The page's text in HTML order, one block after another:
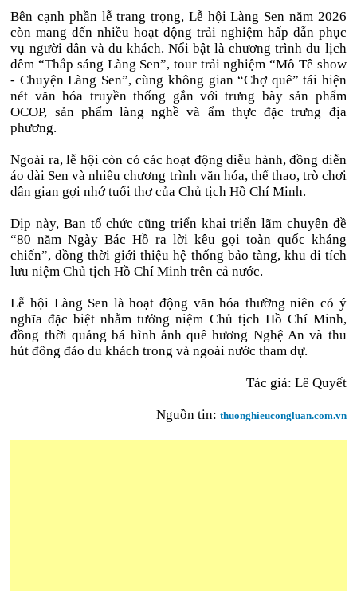
Bên cạnh phần lễ trang trọng, Lễ hội Làng Sen năm 2026
còn mang đến nhiều hoạt động trải nghiệm hấp dẫn phục
vụ người dân và du khách. Nổi bật là chương trình du lịch
đêm “Thắp sáng Làng Sen”, tour trải nghiệm “Mô Tê show
- Chuyện Làng Sen”, cùng không gian “Chợ quê” tái hiện
nét văn hóa truyền thống gắn với trưng bày sản phẩm
OCOP, sản phẩm làng nghề và ẩm thực đặc trưng địa
phương.
Ngoài ra, lễ hội còn có các hoạt động diễu hành, đồng diễn
áo dài Sen và nhiều chương trình văn hóa, thể thao, trò chơi
dân gian gợi nhớ tuổi thơ của Chủ tịch Hồ Chí Minh.
Dịp này, Ban tổ chức cũng triển khai triển lãm chuyên đề
“80 năm Ngày Bác Hồ ra lời kêu gọi toàn quốc kháng
chiến”, đồng thời giới thiệu hệ thống bảo tàng, khu di tích
lưu niệm Chủ tịch Hồ Chí Minh trên cả nước.
Lễ hội Làng Sen là hoạt động văn hóa thường niên có ý
nghĩa đặc biệt nhằm tưởng niệm Chủ tịch Hồ Chí Minh,
đồng thời quảng bá hình ảnh quê hương Nghệ An và thu
hút đông đảo du khách trong và ngoài nước tham dự.
Tác giả: Lê Quyết
Nguồn tin: thuonghieucongluan.com.vn